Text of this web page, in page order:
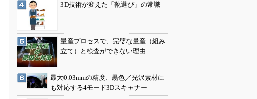
3D技術が変えた「靴選び」の常識
量産プロセスで、完璧な量産（組み
立て）と検査ができない理由
最大0.03mmの精度、黒色／光沢素材に
も対応する4モード3Dスキャナー